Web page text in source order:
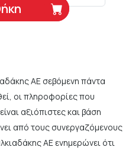
ΑΕ σεβόμενη πάντα
οι πληροφορίες που
αξιόπιστες και βάση
από τους συνεργαζόμενους
ΑΕ ενημερώνει ότι